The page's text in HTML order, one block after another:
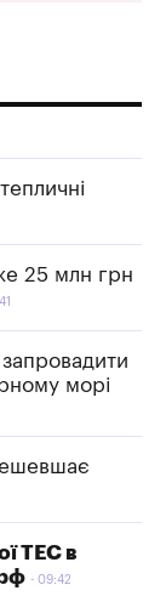
25 млн грн
морі
ТЕС в
09:42